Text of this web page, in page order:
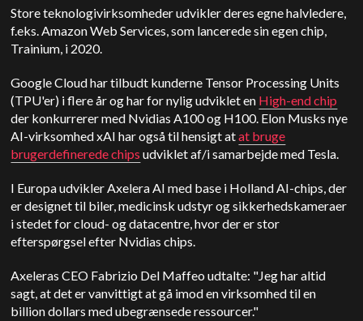
Store teknologivirksomheder udvikler deres egne halvledere,
f.eks. Amazon Web Services, som lancerede sin egen chip,
Trainium, i 2020.
Google Cloud har tilbudt kunderne Tensor Processing Units
(TPU'er) i flere år og har for nylig udviklet en High-end chip
der konkurrerer med Nvidias A100 og H100. Elon Musks nye
AI-virksomhed xAI har også til hensigt atat bruge
brugerdefinerede chips udviklet af/i samarbejde med Tesla.
I Europa udvikler Axelera AI med base i Holland AI-chips, der
er designet til biler, medicinsk udstyr og sikkerhedskameraer
i stedet for cloud- og datacentre, hvor der er stor
efterspørgsel efter Nvidias chips.
Axeleras CEO Fabrizio Del Maffeo udtalte: "Jeg har altid
sagt, at det er vanvittigt at gå imod en virksomhed til en
billion dollars med ubegrænsede ressourcer."